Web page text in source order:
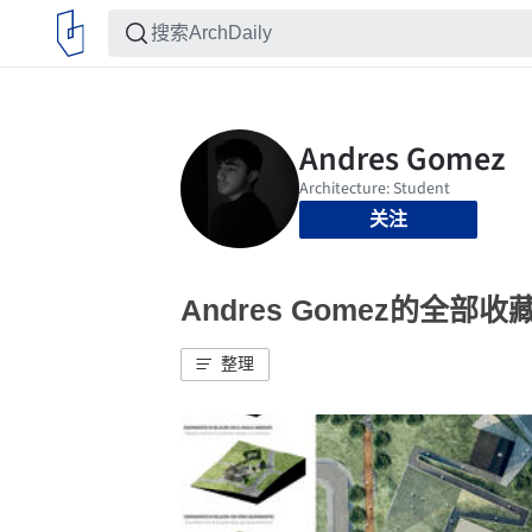
关注
Andres Gomez的全部收
整理